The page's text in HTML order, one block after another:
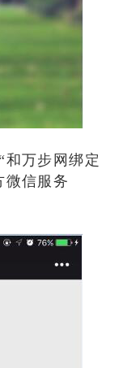
万步网绑定
微信服务